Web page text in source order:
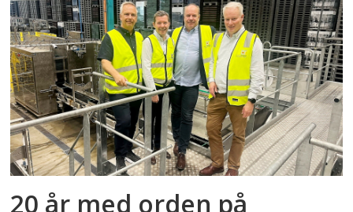
20 år med orden på